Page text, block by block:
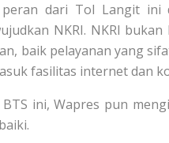
peran dari Tol Langit
NKRI. NKRI
baik pelayanan yang
fasilitas internet dan
ini, Wapres pun